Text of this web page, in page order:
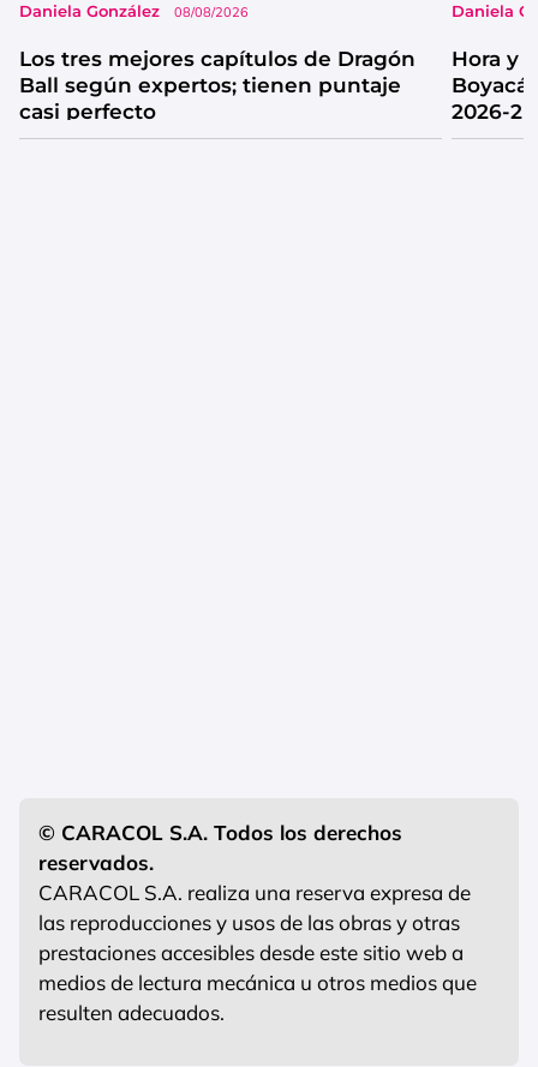
Daniela González 08/08/2026
Los tres mejores capítulos de Dragón
Ball según expertos; tienen puntaje
casi perfecto
Daniela
Hora y
Boyacá
2026-2
© CARACOL S.A. Todos los derechos
reservados.
CARACOL S.A. realiza una reserva expresa de
las reproducciones y usos de las obras y otras
prestaciones accesibles desde este sitio web a
medios de lectura mecánica u otros medios que
resulten adecuados.